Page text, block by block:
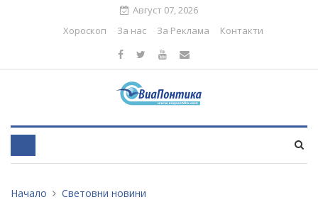
Август 07, 2026
Хороскоп
За нас За Реклама Контакти
Начало Световни новини